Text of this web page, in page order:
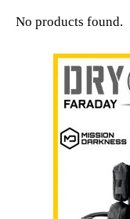
No products found.